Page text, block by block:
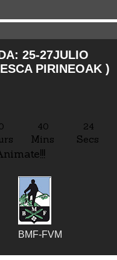
25-27JULIO
PIRINEOAK )
40 25
Secs
Mins
BMF-FVM